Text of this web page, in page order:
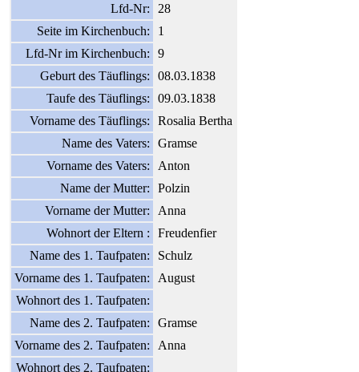
Lfd-Nr:
28
Seite im Kirchenbuch:
1
Lfd-Nr im Kirchenbuch:
9
Geburt des Täuflings:
08.03.1838
Taufe des Täuflings:
09.03.1838
Vorname des Täuflings:
Rosalia Bertha
Name des Vaters:
Gramse
Vorname des Vaters:
Anton
Name der Mutter:
Polzin
Vorname der Mutter:
Anna
Wohnort der Eltern :
Freudenfier
Name des 1. Taufpaten:
Schulz
Vorname des 1. Taufpaten:
August
Wohnort des 1. Taufpaten:
Name des 2. Taufpaten:
Gramse
Vorname des 2. Taufpaten:
Anna
Wohnort des 2. Taufpaten: